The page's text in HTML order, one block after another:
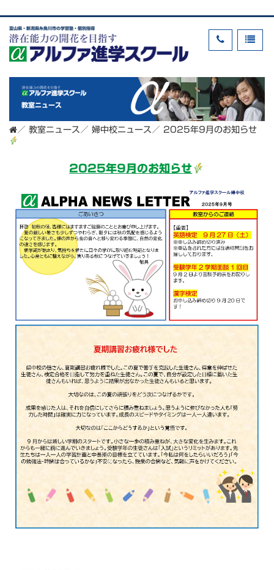
富山県・新潟県糸魚川市の学習塾・個別指導
教室ニュース
／ 教室ニュース ／ 婦中校ニュース ／ 2025年9月のお知らせ
2025年9月のお知らせ